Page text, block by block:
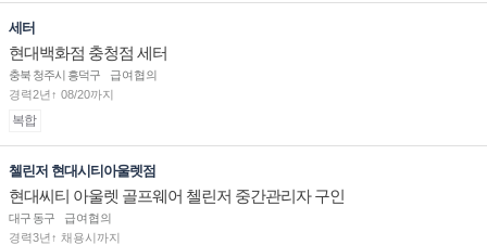
세터
현대백화점 충청점 세터
충북 청주시 흥덕구
급여협의
경력2년↑ 08/20까지
복합
첼린저 현대시티아울렛점
현대씨티 아울렛 골프웨어 첼린저 중간관리자 구인
대구 동구
급여협의
경력3년↑ 채용시까지